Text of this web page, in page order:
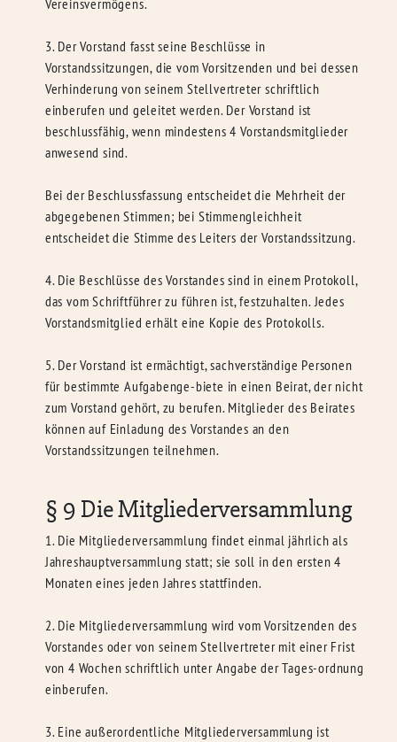
Vereinsvermögens.
3. Der Vorstand fasst seine Beschlüsse in
Vorstandssitzungen, die vom Vorsitzenden und bei dessen
Verhinderung von seinem Stellvertreter schriftlich
einberufen und geleitet werden. Der Vorstand ist
beschlussfähig, wenn mindestens 4 Vorstandsmitglieder
anwesend sind.
Bei der Beschlussfassung entscheidet die Mehrheit der
abgegebenen Stimmen; bei Stimmengleichheit
entscheidet die Stimme des Leiters der Vorstandssitzung.
4. Die Beschlüsse des Vorstandes sind in einem Protokoll,
das vom Schriftführer zu führen ist, festzuhalten. Jedes
Vorstandsmitglied erhält eine Kopie des Protokolls.
5. Der Vorstand ist ermächtigt, sachverständige Personen
für bestimmte Aufgabenge-biete in einen Beirat, der nicht
zum Vorstand gehört, zu berufen. Mitglieder des Beirates
können auf Einladung des Vorstandes an den
Vorstandssitzungen teilnehmen.
§ 9 Die Mitgliederversammlung
1. Die Mitgliederversammlung findet einmal jährlich als
Jahreshauptversammlung statt; sie soll in den ersten 4
Monaten eines jeden Jahres stattfinden.
2. Die Mitgliederversammlung wird vom Vorsitzenden des
Vorstandes oder von seinem Stellvertreter mit einer Frist
von 4 Wochen schriftlich unter Angabe der Tages-ordnung
einberufen.
3. Eine außerordentliche Mitgliederversammlung ist